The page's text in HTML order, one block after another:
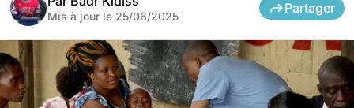
Mis à jour le 25/06/2025
Partager